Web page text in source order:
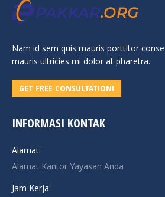
Nam id sem quis mauris porttitor
mauris ultricies mi dolor at pharetra.
GET FREE CONSULTATION!
INFORMASI KONTAK
Alamat:
Alamat Kantor Yayasan Anda
Jam Kerja: